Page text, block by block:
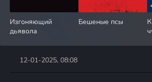
Изгоняющий
дьявола
Бешеные псы
12-01-2025, 08:08